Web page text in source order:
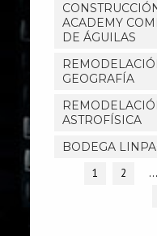
ACADEMY
DE ÁGUILAS
GEOGRAFÍA
ASTROFÍSICA
BODEGA
1 2 …